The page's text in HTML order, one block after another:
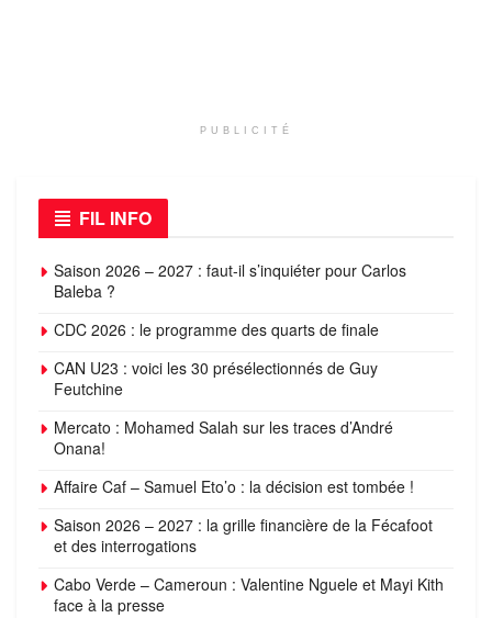
PUBLICITÉ
FIL INFO
Saison 2026 – 2027 : faut-il s’inquiéter pour Carlos
Baleba ?
CDC 2026 : le programme des quarts de finale
CAN U23 : voici les 30 présélectionnés de Guy
Feutchine
Mercato : Mohamed Salah sur les traces d’André
Onana!
Affaire Caf – Samuel Eto’o : la décision est tombée !
Saison 2026 – 2027 : la grille financière de la Fécafoot
et des interrogations
Cabo Verde – Cameroun : Valentine Nguele et Mayi Kith
face à la presse